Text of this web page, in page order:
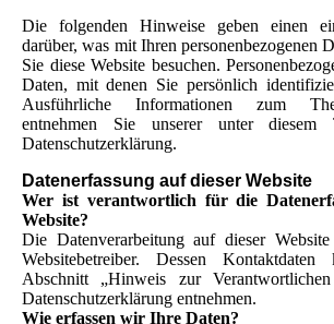
Die folgenden Hinweise geben einen
darüber, was mit Ihren personenbezogenen
Sie diese Website besuchen.
Daten, mit denen Sie persönlich
Ausführliche Informationen zum
entnehmen Sie unserer unter diesem
Datenschutzerklärung.
Datenerfassung auf dieser Website
Wer ist verantwortlich für die
Website?
Die Datenverarbeitung auf dieser
Websitebetreiber. Dessen
Abschnitt „Hinweis zur
Datenschutzerklärung entnehmen.
Wie erfassen wir Ihre Daten?